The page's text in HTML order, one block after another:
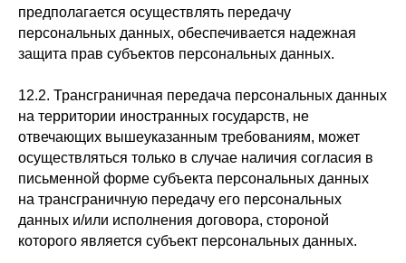
предполагается осуществлять передачу
персональных данных, обеспечивается надежная
защита прав субъектов персональных данных.
12.2. Трансграничная передача персональных данных
на территории иностранных государств, не
отвечающих вышеуказанным требованиям, может
осуществляться только в случае наличия согласия в
письменной форме субъекта персональных данных
на трансграничную передачу его персональных
данных и/или исполнения договора, стороной
которого является субъект персональных данных.